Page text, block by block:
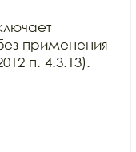
применения
п. 4.3.13).